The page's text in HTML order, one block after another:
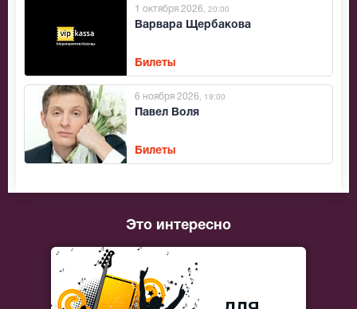
Варвара Щербакова
1 октября 2026 , 20:00
Билеты
Павел Воля
6 ноября 2026 , 19:00
Билеты
Это интересно